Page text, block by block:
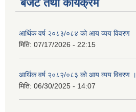
बजेट तथा कार्यक्रम
आर्थिक वर्ष २०८३/०८४ को आय व्यय विवरण
मिति: 07/17/2026 - 22:15
आर्थिक वर्ष २०८२/०८३ को आय व्यय विवरण ।
मिति: 06/30/2025 - 14:07